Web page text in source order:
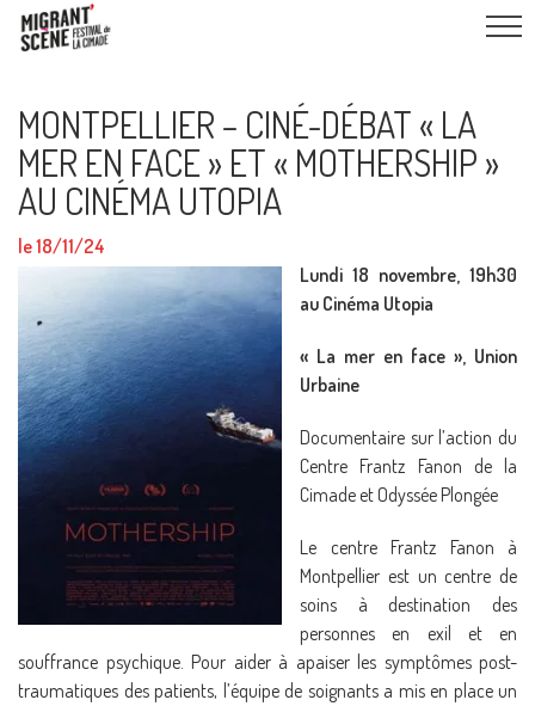
MONTPELLIER – CINÉ-DÉBAT « LA
MER EN FACE » ET « MOTHERSHIP »
AU CINÉMA UTOPIA
le 18/11/24
Lundi 18 novembre, 19h30
au Cinéma Utopia
« La mer en face », Union
Urbaine
Documentaire sur l’action du
Centre Frantz Fanon de la
Cimade et Odyssée Plongée
Le centre Frantz Fanon à
Montpellier est un centre de
soins à destination des
personnes en exil et en
souffrance psychique. Pour aider à apaiser les symptômes post-
traumatiques des patients, l’équipe de soignants a mis en place un